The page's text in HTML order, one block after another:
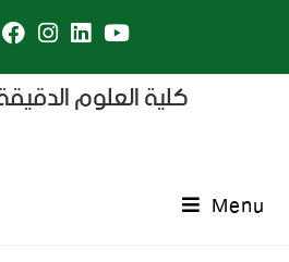
كلية العلوم
Menu